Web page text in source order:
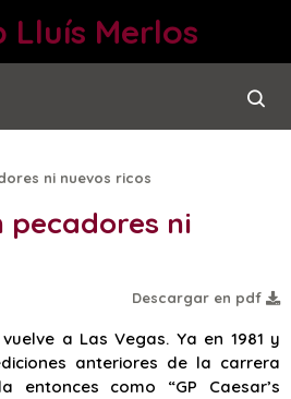
ni nuevos ricos
pecadores ni
Descargar en pdf
a Las Vegas. Ya en 1981 y
anteriores de la carrera
entonces como “GP Caesar’s